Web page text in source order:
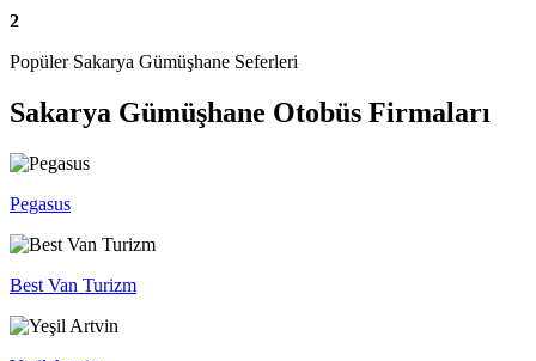
2
Popüler Sakarya Gümüşhane Seferleri
Sakarya Gümüşhane Otobüs Firmaları
Pegasus
Best Van Turizm